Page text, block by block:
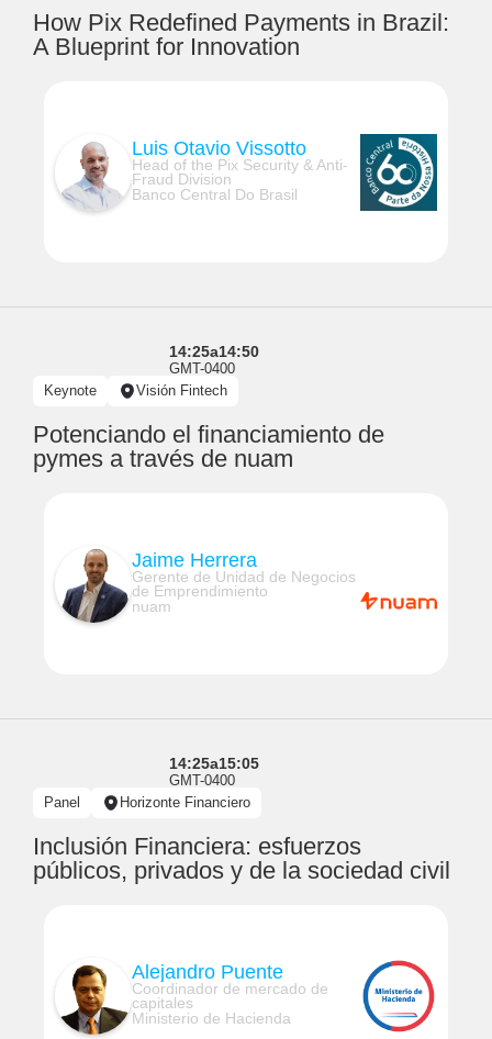
How Pix Redefined Payments in Brazil:
A Blueprint for Innovation
Luis Otavio Vissotto
Head of the Pix Security & Anti-
Fraud Division
Banco Central Do Brasil
14:25a14:50
GMT-0400
Keynote
Visión Fintech
Potenciando el financiamiento de
pymes a través de nuam
Jaime Herrera
Gerente de Unidad de Negocios
de Emprendimiento
nuam
14:25a15:05
GMT-0400
Panel
Horizonte Financiero
Inclusión Financiera: esfuerzos
públicos, privados y de la sociedad civil
Alejandro Puente
Coordinador de mercado de
capitales
Ministerio de Hacienda